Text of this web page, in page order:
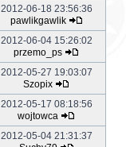
2012-06-18 23:56:36
pawlikgawlik
2012-06-04 15:26:02
przemo_ps
2012-05-27 19:03:07
Szopix
2012-05-17 08:18:56
wojtowca
2012-05-04 21:31:37